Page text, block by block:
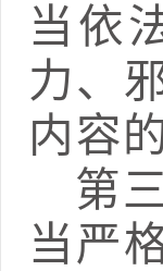
当依
力、
内容
第
当严